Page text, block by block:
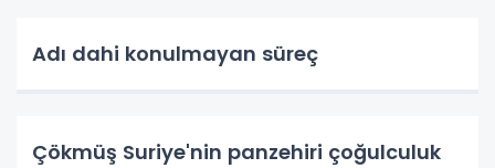
Adı dahi konulmayan süreç
Çökmüş Suriye'nin panzehiri çoğulculuk